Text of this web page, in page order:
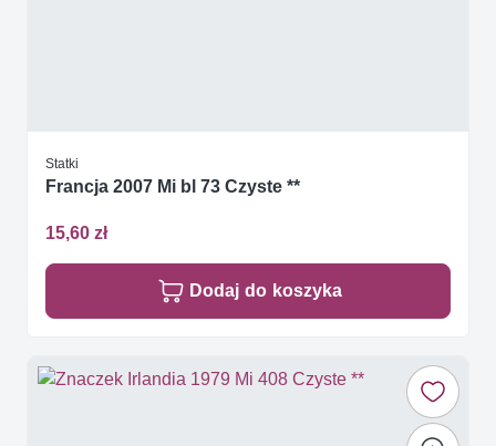
Statki
Francja 2007 Mi bl 73 Czyste **
15,60 zł
Dodaj do koszyka